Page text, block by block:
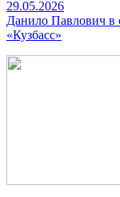
29.05.2026
Данило Павлович в
«Кузбасс»